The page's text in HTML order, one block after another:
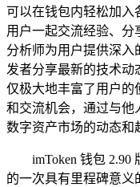
可以在钱包内轻松加入
用户一起交流经验、分
分析师为用户提供深
发者分享最新的技术
仅极大地丰富了用户的
和交流机会，通过与他
数字资产市场的动态和
imToken 钱包
的一次具有里程碑意义